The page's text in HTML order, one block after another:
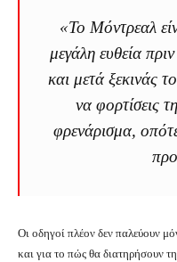
«Το Μόντρεαλ
μεγάλη ευθεία
και μετά ξεκινάς
να φορτίσεις
φρενάρισμα, οπότε
Οι οδηγοί πλέον δεν παλεύουν
και για το πώς θα διατηρήσουν